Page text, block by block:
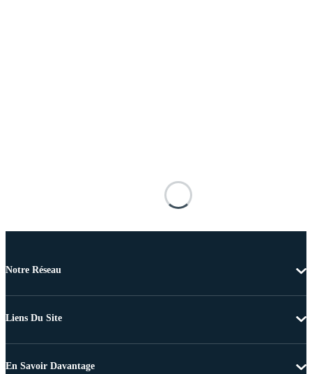
Notre Réseau
Liens Du Site
En Savoir Davantage